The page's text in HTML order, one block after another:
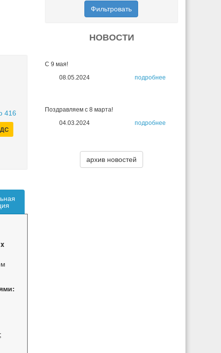
416
Фильтровать
НОВОСТИ
С 9 мая!
08.05.2024
подробнее
Поздравляем с 8 марта!
04.03.2024
подробнее
архив новостей